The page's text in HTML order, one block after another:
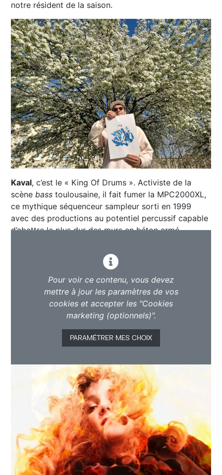
notre résident de la saison.
Kaval, c’est le « King Of Drums ». Activiste de la
scènebass toulousaine, il fait fumer la MPC2000XL,
ce mythique séquenceur sampleur sorti en 1999
avec des productions au potentiel percussif capable
d’abattre le plus dur des murs en béton armé.
Pour voir ce contenu, vous devez
mettre à jour les paramètres de vos
cookies et accepter les "Cookies
marketing (optionnels)".
PARAMÉTRER MES CHOIX